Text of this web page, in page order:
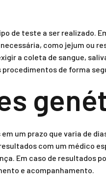
de teste a ser realizado.
como jejum ou
a coleta de sangue,
de forma
um prazo que varia de
com um médico
Em caso de resultados
e acompanhamento.